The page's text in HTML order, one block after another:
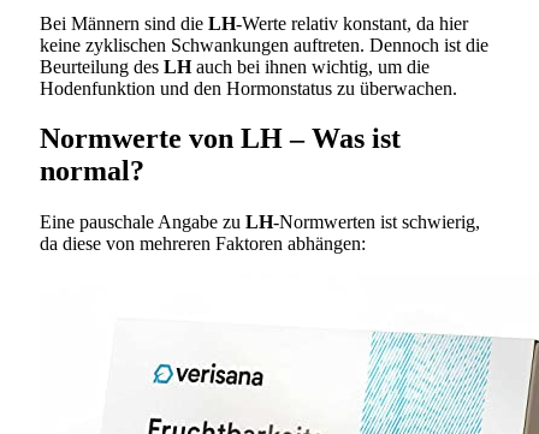
Bei Männern sind die LH-Werte relativ konstant, da hier
keine zyklischen Schwankungen auftreten. Dennoch ist die
Beurteilung des LHauch bei ihnen wichtig, um die
Hodenfunktion und den Hormonstatus zu überwachen.
Normwerte von LH – Was ist
normal?
Eine pauschale Angabe zu LH-Normwerten ist schwierig,
da diese von mehreren Faktoren abhängen: